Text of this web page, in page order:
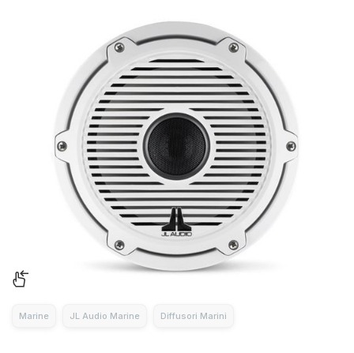
Marine JL Audio Marine Diffusori Marini